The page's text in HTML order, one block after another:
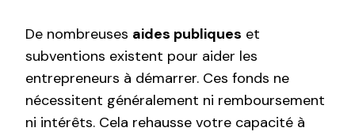
De nombreuses aides publiques et
subventions existent pour aider les
entrepreneurs à démarrer. Ces fonds ne
nécessitent généralement ni remboursement
ni intérêts. Cela rehausse votre capacité à